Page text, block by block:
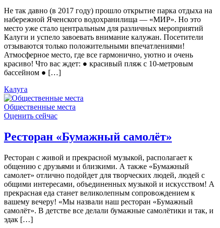
Не так давно (в 2017 году) прошло открытие парка отдыха на
набережной Яченского водохранилища — «МИР». Но это
место уже стало центральным для различных мероприятий
Калуги и успело завоевать внимание калужан. Посетители
отзываются только положительными впечатлениями!
Атмосферное место, где все гармонично, уютно и очень
красиво! Что вас ждет: ● красивый пляж с 10-метровым
бассейном ● […]
Калуга
Общественные места
Оценить сейчас
Ресторан «Бумажный самолёт»
Ресторан с живой и прекрасной музыкой, располагает к
общению с друзьями и близкими. А также «Бумажный
самолет» отлично подойдет для творческих людей, людей с
общими интересами, объединенных музыкой и искусством! А
прекрасная еда станет великолепным сопровождением к
вашему вечеру! «Мы назвали наш ресторан «Бумажный
самолёт». В детстве все делали бумажные самолётики и так, и
эдак […]